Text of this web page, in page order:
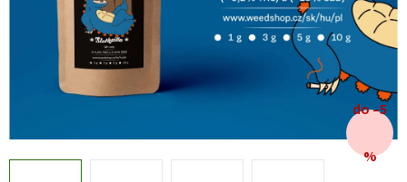
do –5
%